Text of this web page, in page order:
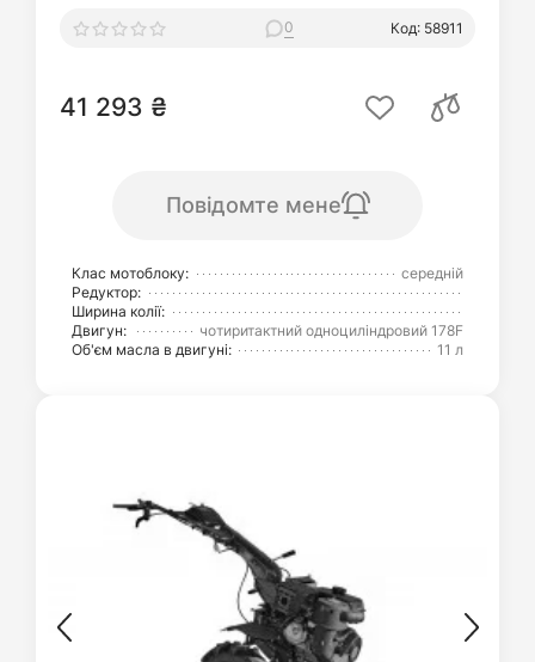
0 Код: 58911
41 293 ₴
Повідомте мене
Клас мотоблоку:
середній
Редуктор:
Ширина колії:
Двигун:
чотиритактний одноциліндровий 178F
Об'єм масла в двигуні:
11 л